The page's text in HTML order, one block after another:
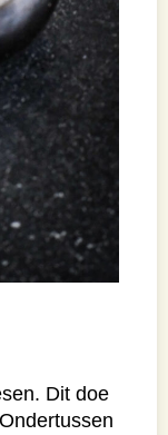
Dit doe